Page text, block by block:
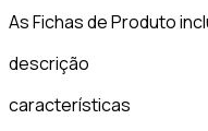
As Fichas de Produto
descrição
características